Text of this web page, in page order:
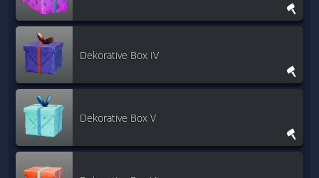
Dekorative Box IV
Dekorative Box V